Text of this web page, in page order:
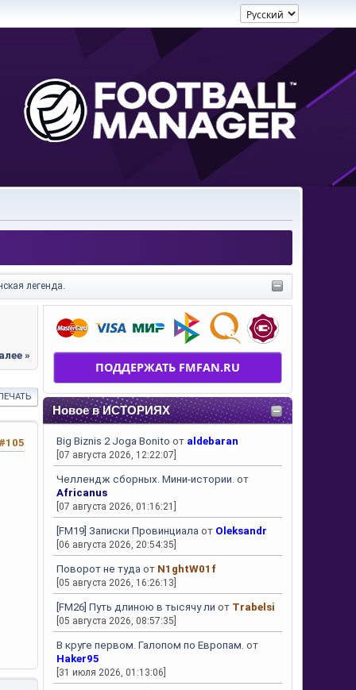
легенда.
ПОДДЕРЖАТЬ FMFAN.RU
Новое в ИСТОРИЯХ
Big Biznis 2 Joga Bonito от aldebaran
[07 августа 2026, 12:22:07]
Челлендж сборных. Мини-истории. от
Africanus
[07 августа 2026, 01:16:21]
[FM19] Записки Провинциалаот Oleksandr
[06 августа 2026, 20:54:35]
Поворот не тудаот N1ghtW01f
[05 августа 2026, 16:26:13]
[FM26] Путь длиною в тысячу ли от Trabelsi
[05 августа 2026, 08:57:35]
В круге первом. Галопом по Европам. от
Haker95
[31 июля 2026, 01:13:06]
»
#105